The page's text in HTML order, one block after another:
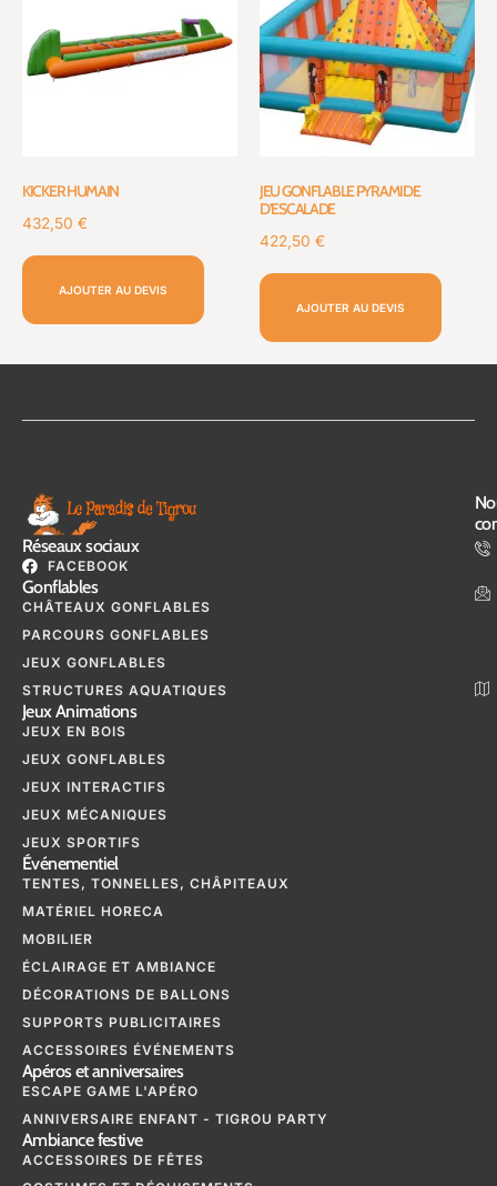
KICKER HUMAIN
432,50 €
AJOUTER AU DEVIS
JEU GONFLABLE PYRAMIDE
D’ESCALADE
422,50 €
AJOUTER AU DEVIS
Réseaux sociaux
FACEBOOK
Gonflables
CHÂTEAUX GONFLABLES
PARCOURS GONFLABLES
JEUX GONFLABLES
STRUCTURES AQUATIQUES
Jeux Animations
JEUX EN BOIS
JEUX GONFLABLES
JEUX INTERACTIFS
JEUX MÉCANIQUES
JEUX SPORTIFS
Événementiel
TENTES, TONNELLES, CHÂPITEAUX
MATÉRIEL HORECA
MOBILIER
ÉCLAIRAGE ET AMBIANCE
DÉCORATIONS DE BALLONS
SUPPORTS PUBLICITAIRES
ACCESSOIRES ÉVÉNEMENTS
Apéros et anniversaires
ESCAPE GAME L'APÉRO
ANNIVERSAIRE ENFANT - TIGROU PARTY
Ambiance festive
ACCESSOIRES DE FÊTES